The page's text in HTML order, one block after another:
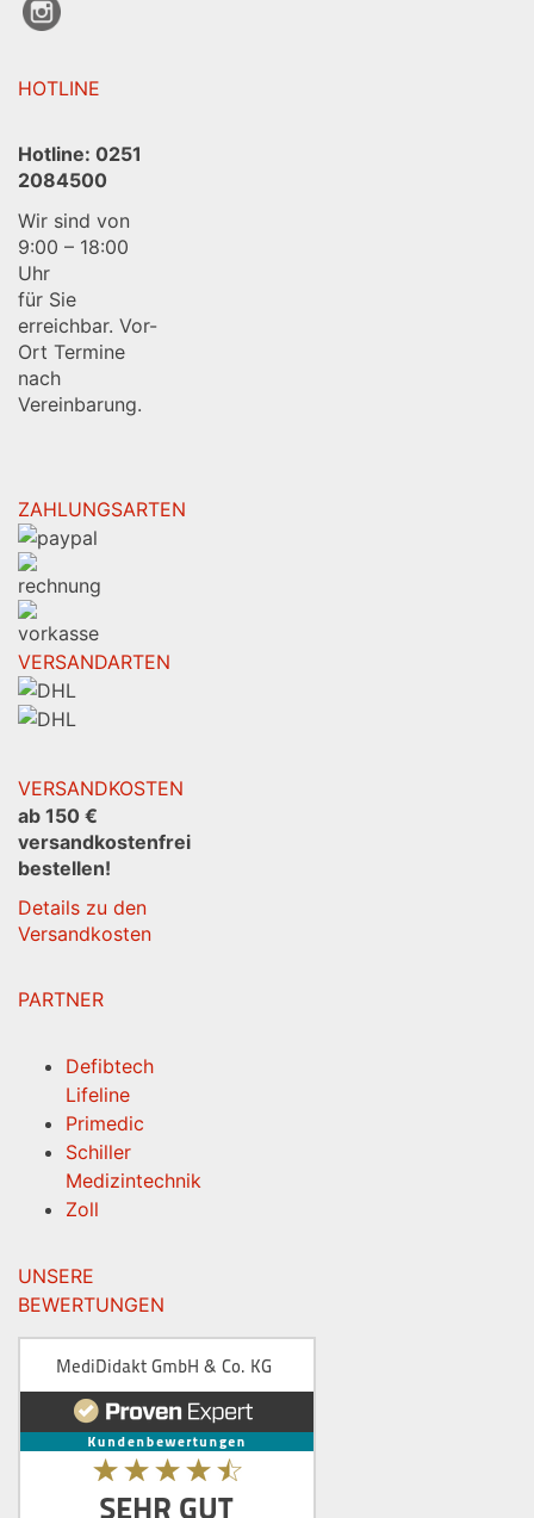
HOTLINE
Hotline: 0251
2084500
Wir sind von
9:00 – 18:00
Uhr
für Sie
erreichbar. Vor-
Ort Termine
nach
Vereinbarung.
ZAHLUNGSARTEN
VERSANDARTEN
VERSANDKOSTEN
ab 150 €
versandkostenfrei
bestellen!
Details zu den
Versandkosten
PARTNER
Defibtech
Lifeline
Primedic
Schiller
Medizintechnik
Zoll
UNSERE
BEWERTUNGEN